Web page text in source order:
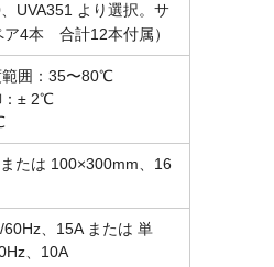
UVA351 より選択。 サ
ア4本 合計12本付属）
範囲：35〜80℃
：± 2℃
たは 100×300mm、16
、15A または 単
、10A